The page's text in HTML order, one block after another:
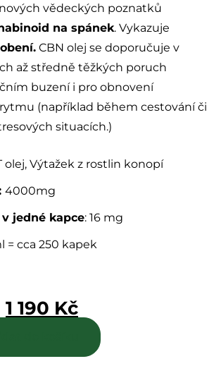
vědeckých poznatků
na spánek. Vykazuje
CBN olej se doporučuje v
až středně těžkých poruch
buzení i pro obnovení
(například během cestování či
situacích.)
olej, Výtažek z rostlin konopí
4000mg
jedné kapce: 16 mg
= cca 250 kapek
1 190 Kč